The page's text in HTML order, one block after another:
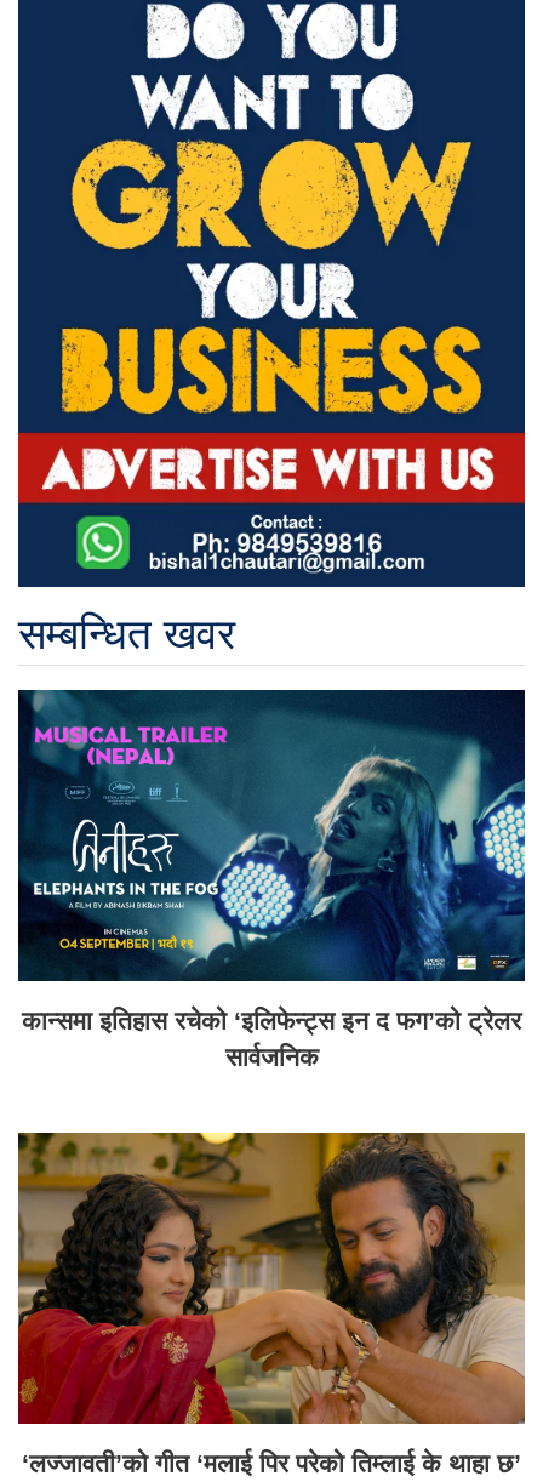
सम्बन्धित खवर
कान्समा इतिहास रचेको ‘इलिफेन्ट्स इन द फग’को ट्रेलर
सार्वजनिक
‘लज्जावती’को गीत ‘मलाई पिर परेको तिम्लाई के थाहा छ’